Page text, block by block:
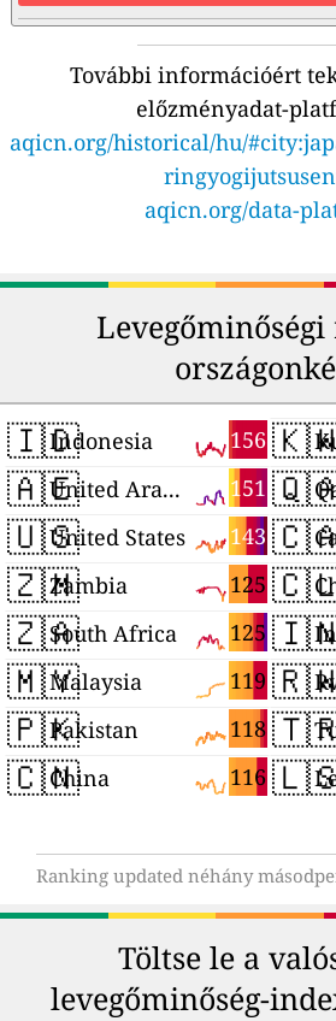
További információért
előzményadat-
aqicn.org/historical/hu/
aqicn.org/data-
🇮🇩 156
Indonesia
🇦🇪 151
United Arab Emirates
🇺🇸 143
United States
🇿🇲 125
Zambia
🇿🇦 125
South Africa
🇲🇾 119
Malaysia
🇵🇰 118
Pakistan
🇨🇳 116
China
Ranking updated néhány
Töltse le a
levegőminőség-